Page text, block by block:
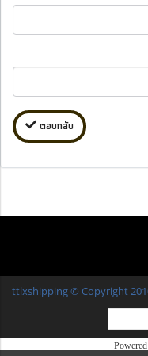
ตอบกลับ
ttlxshipping © Copyright